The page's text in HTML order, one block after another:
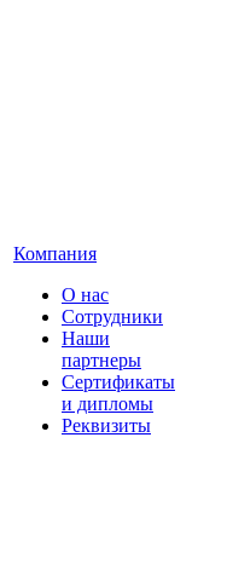
Компания
О нас
Сотрудники
Наши
партнеры
Сертификаты
и дипломы
Реквизиты